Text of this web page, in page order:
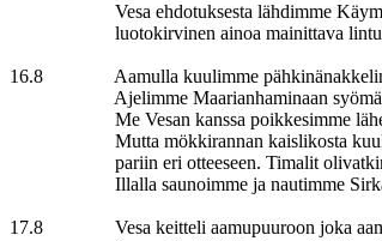
Vesa ehdotuksesta lähdimme Käymään
luotokirvinen ainoa mainittava
16.8 Aamulla kuulimme pähkinänakkelin
Ajelimme Maarianhaminaan syömään ja
Me Vesan kanssa poikkesimme lähellä
Mutta mökkirannan kaislikosta kuului
pariin eri otteeseen. Timalit olivatkin
Illalla saunoimme ja nautimme Sirkan
17.8 Vesa keitteli aamupuuroon joka